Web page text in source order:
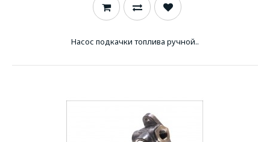
Насос подкачки топлива ручной..